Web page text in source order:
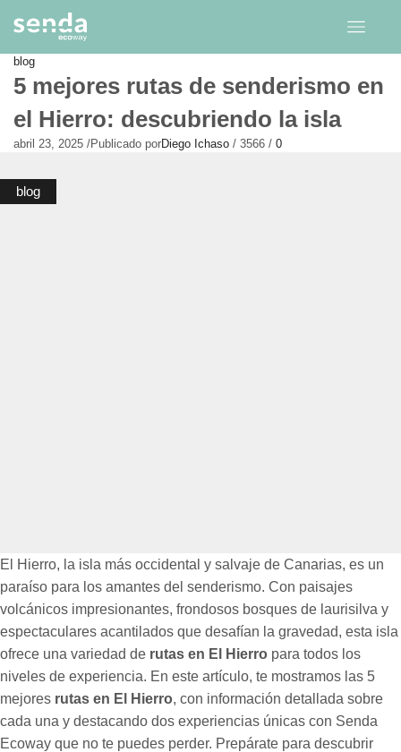
blog
5 mejores rutas de senderismo en
el Hierro: descubriendo la isla
abril 23, 2025 /Publicado porDiego Ichaso / 3566 / 0
blog
El Hierro, la isla más occidental y salvaje de Canarias, es un
paraíso para los amantes del senderismo. Con paisajes
volcánicos impresionantes, frondosos bosques de laurisilva y
espectaculares acantilados que desafían la gravedad, esta isla
ofrece una variedad de rutas en El Hierro para todos los
niveles de experiencia. En este artículo, te mostramos las 5
mejores rutas en El Hierro, con información detallada sobre
cada una y destacando dos experiencias únicas con Senda
Ecoway que no te puedes perder. Prepárate para descubrir